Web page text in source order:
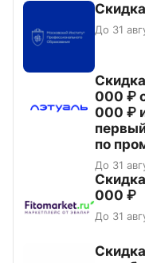
До 31
000 ₽
000 ₽
по
До 31
000 ₽
До 31